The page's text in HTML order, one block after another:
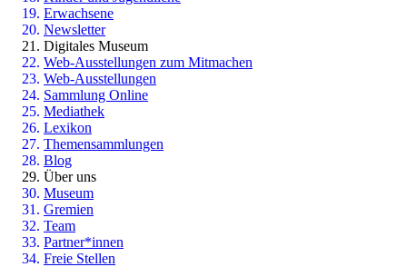
Erwachsene
Newsletter
Digitales Museum
Web-Ausstellungen zum Mitmachen
Web-Ausstellungen
Sammlung Online
Mediathek
Lexikon
Themensammlungen
Blog
Über uns
Museum
Gremien
Team
Partner*innen
Freie Stellen